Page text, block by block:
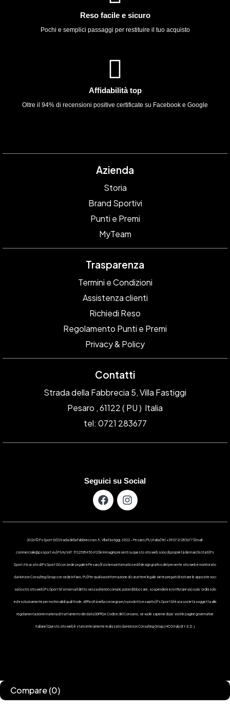
Reso facile e sicuro
Pochi e semplici passaggi per restituire il tuo acquisto
Affidabilità top
Oltre il 94% di recensioni positive certificate su Facebook e Google
Azienda
Storia
Brand Sportivi
Punti e Premi
MyTeam
Trasparenza
Termini e Condizioni
Assistenza clienti
Richiedi Reso
Regolamento Punti e Premi
Privacy & Policy
Contatti
Strada della Fabbrecia 5, Villa Fastiggi
Pesaro , 61122 ( PU ) Italia
tel: 0721 283677
Seguici su Social
2026 © Ps Sport Srl | Strada della Fabbreccia n.5 , Villa Fastiggi, 61122 – Pesaro ( PU ) Italia | Tel: +39 0721 283677 | Email:
commerciale@pssport.eu | P.IVA/VAT : IT 02518450412 | le immagini presenti su questo sito web sono di proprietà dei marchi citati | Ps
Sport.it è un sito di Ps Sport Srl con sede Legale in Pesaro | Il sistema informatico ed il design grafico del presente sito web è monitorato
da Horizon Consulting Group con sede in Fano, PU | Per qualsiasi informazione di carattere legale siete pregati di visitare le apposite voci
sul nostro sito web | Ps Sport Srl si riserva il diritto senza ulteriori comunicazioni di bloccare, sospendere e/o rifiutare uno o piu’ ordini solo
ed esclusivamente per motivi validi quali frode, difficoltà nella consegna e/o prodotto esaurito | Ps Sport Srl è una società soggetta alle
regolamentazioni in materia di trattamento dei dati (GDPR) e Codice del Consumo, se vuole saperne di piu’ visiti le pagine governative
italiane | Questo sito web è stato interamente realizzato da Horizon Consulting Group ( HCG Italy di Y.E.D. )
Compare(0)